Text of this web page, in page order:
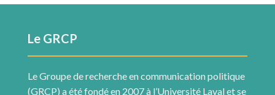
Le GRCP
Le Groupe de recherche en communication politique
(GRCP) a été fondé en 2007 à l’Université Laval et se